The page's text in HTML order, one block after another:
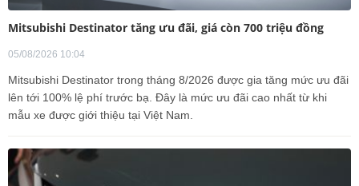
Mitsubishi Destinator tăng ưu đãi, giá còn 700 triệu đồng
05/08/2026 10:04
Mitsubishi Destinator trong tháng 8/2026 được gia tăng mức ưu đãi
lên tới 100% lệ phí trước bạ. Đây là mức ưu đãi cao nhất từ khi
mẫu xe được giới thiệu tại Việt Nam.